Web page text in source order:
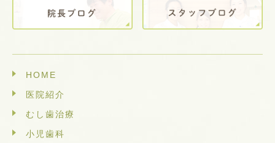
HOME
医院紹介
むし歯治療
小児歯科